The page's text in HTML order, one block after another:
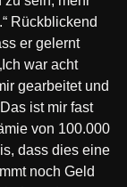
Rückblickend
er gelernt
war acht
gearbeitet und
ist mir fast
von 100.000
dass dies eine
noch Geld